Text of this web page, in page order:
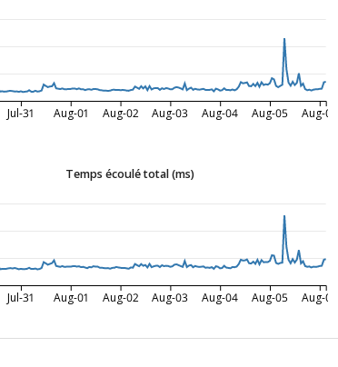
Jul-31 Aug-01 Aug-02 Aug-03 Aug-04 Aug-05 Aug-06
Temps écoulé total (ms)
Jul-31 Aug-01 Aug-02 Aug-03 Aug-04 Aug-05 Aug-06